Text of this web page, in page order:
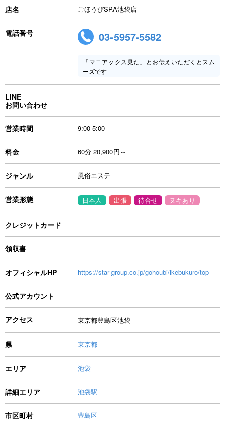
店名 ごほうびSPA池袋店
電話番号 03-5957-5582
「マニアックス見た」とお伝えいただくとスム
ーズです
LINE
お問い合わせ
営業時間 9:00-5:00
料金 60分 20,900円～
ジャンル 風俗エステ
営業形態 日本人 出張 待合せ ヌキあり
クレジットカード
領収書
オフィシャルHP https://star-group.co.jp/gohoubi/ikebukuro/top
公式アカウント
アクセス 東京都豊島区池袋
県 東京都
エリア 池袋
詳細エリア 池袋駅
市区町村 豊島区